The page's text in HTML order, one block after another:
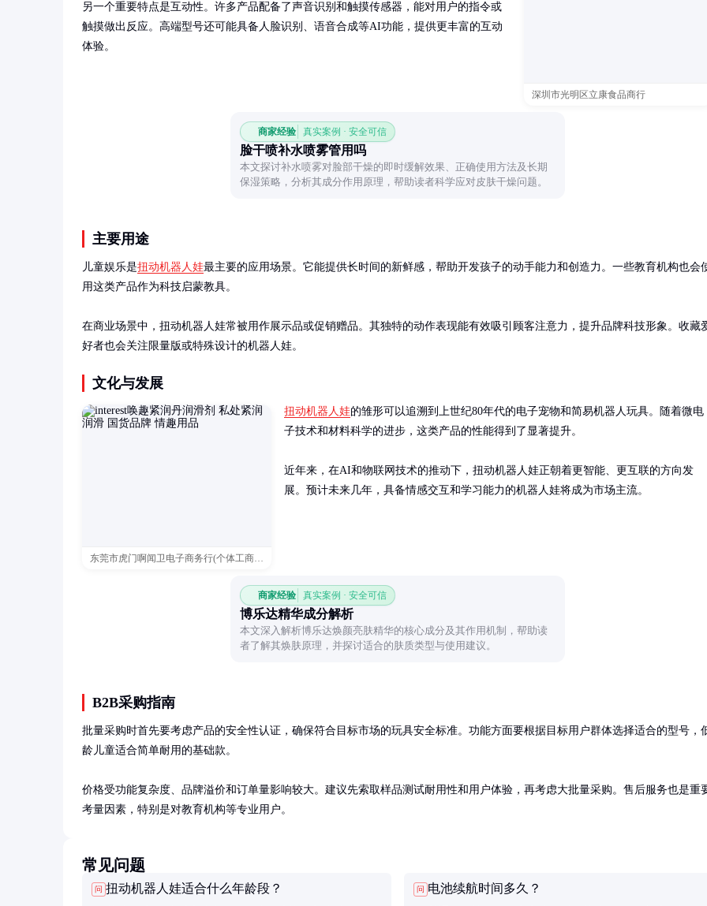
深圳市光明区立康食品商行
另一个重要特点是互动性。许多产品配备了声音识别和触摸传感器，能对用户的指令或
触摸做出反应。高端型号还可能具备人脸识别、语音合成等AI功能，提供更丰富的互动
体验。
商家经验 真实案例 · 安全可信
脸干喷补水喷雾管用吗
本文探讨补水喷雾对脸部干燥的即时缓解效果、正确使用方法及长期
保湿策略，分析其成分作用原理，帮助读者科学应对皮肤干燥问题。
主要用途
儿童娱乐是扭动机器人娃最主要的应用场景。它能提供长时间的新鲜感，帮助开发孩子的动手能力和创造力。一些教育机构也会
用这类产品作为科技启蒙教具。
在商业场景中，扭动机器人娃常被用作展示品或促销赠品。其独特的动作表现能有效吸引顾客注意力，提升品牌科技形象。收藏
好者也会关注限量版或特殊设计的机器人娃。
文化与发展
东莞市虎门啊闻卫电子商务行(个体工商户)
扭动机器人娃的雏形可以追溯到上世纪80年代的电子宠物和简易机器人玩具。随着微电
子技术和材料科学的进步，这类产品的性能得到了显著提升。
近年来，在AI和物联网技术的推动下，扭动机器人娃正朝着更智能、更互联的方向发
展。预计未来几年，具备情感交互和学习能力的机器人娃将成为市场主流。
商家经验 真实案例 · 安全可信
博乐达精华成分解析
本文深入解析博乐达焕颜亮肤精华的核心成分及其作用机制，帮助读
者了解其焕肤原理，并探讨适合的肤质类型与使用建议。
B2B采购指南
批量采购时首先要考虑产品的安全性认证，确保符合目标市场的玩具安全标准。功能方面要根据目标用户群体选择适合的型号，
龄儿童适合简单耐用的基础款。
价格受功能复杂度、品牌溢价和订单量影响较大。建议先索取样品测试耐用性和用户体验，再考虑大批量采购。售后服务也是重
考量因素，特别是对教育机构等专业用户。
常见问题
问 扭动机器人娃适合什么年龄段？ 问 电池续航时间多久？